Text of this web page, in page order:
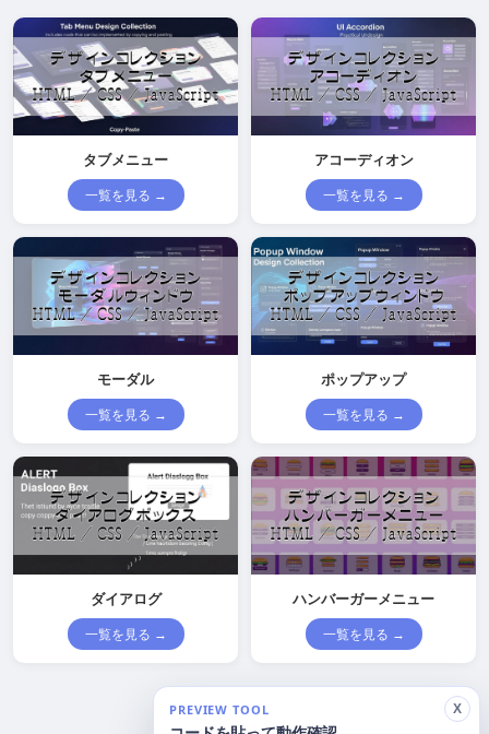
タブメニュー
一覧を見る →
アコーディオン
一覧を見る →
モーダル
一覧を見る →
ポップアップ
一覧を見る →
ダイアログ
一覧を見る →
ハンバーガーメニュー
一覧を見る →
X
PREVIEW TOOL